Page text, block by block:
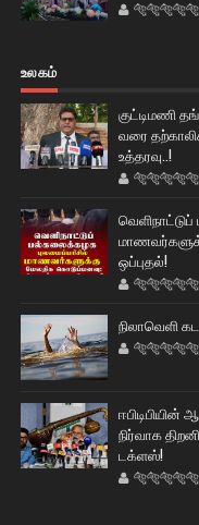
உலகம்
குட்டிமணி
வரை
உத்தரவு..!
ஒப்புதல்!
நிலாவெளி
நிர்வாக
டக்ளஸ்!